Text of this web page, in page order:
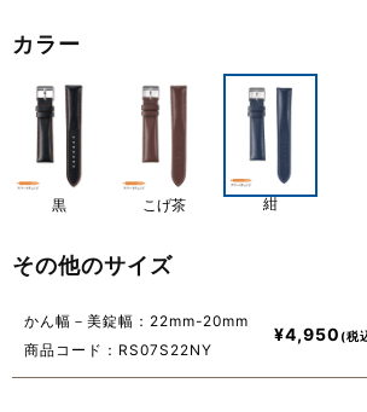
カラー
黒 こげ茶 紺
その他のサイズ
かん幅－美錠幅：22mm-20mm
商品コード：RS07S22NY
¥4,950